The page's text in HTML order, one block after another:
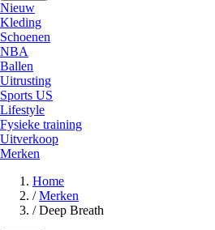
Nieuw
Kleding
Schoenen
NBA
Ballen
Uitrusting
Sports US
Lifestyle
Fysieke training
Uitverkoop
Merken
Home
/ Merken
/ Deep Breath